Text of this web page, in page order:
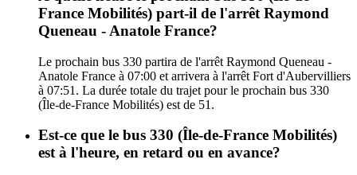
France Mobilités) part-il de l'arrêt Raymond
Queneau - Anatole France?
Le prochain bus 330 partira de l'arrêt Raymond Queneau -
Anatole France à 07:00 et arrivera à l'arrêt Fort d'Aubervilliers
à 07:51. La durée totale du trajet pour le prochain bus 330
(Île-de-France Mobilités) est de 51.
Est-ce que le bus 330 (Île-de-France Mobilités)
est à l'heure, en retard ou en avance?